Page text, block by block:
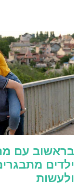
בראשוב עם
ילדים
ולעשות